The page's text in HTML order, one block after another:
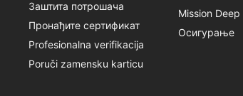
Заштита потрошача
Пронађите сертификат
Profesionalna verifikacija
Poruči zamensku karticu
Mission Deep
Осигурање